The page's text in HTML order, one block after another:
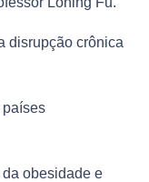
disrupção crônica
países
obesidade e